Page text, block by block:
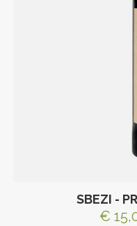
SBEZI -
€